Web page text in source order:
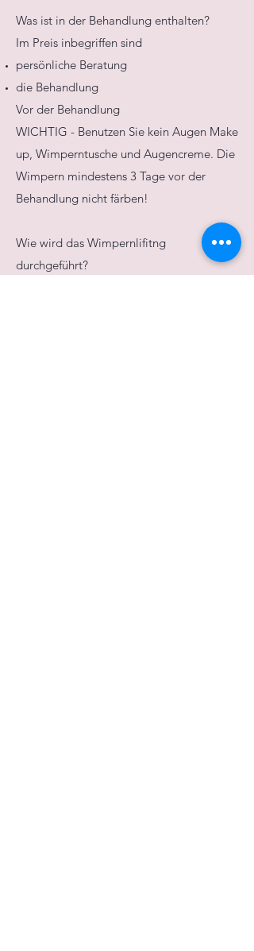
Was ist in der Behandlung enthalten?
Im Preis inbegriffen sind
persönliche Beratung
die Behandlung
Vor der Behandlung
WICHTIG - Benutzen Sie kein Augen Make
up, Wimperntusche und Augencreme. Die
Wimpern mindestens 3 Tage vor der
Behandlung nicht färben!
Wie wird das Wimpernlifitng
durchgeführt?